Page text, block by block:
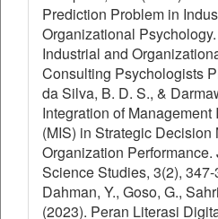
Prediction Problem in
Organizational
Industrial and
Consulting Psychologists
da Silva, B. D. S., &
Integration of
(MIS) in Strategic Decision
Organization
Science Studies, 3(2), 347-
Dahman, Y., Goso, G.,
(2023). Peran Literasi